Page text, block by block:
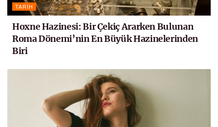
TARIH
Hoxne Hazinesi: Bir Çekiç Ararken Bulunan
Roma Dönemi’nin En Büyük Hazinelerinden
Biri